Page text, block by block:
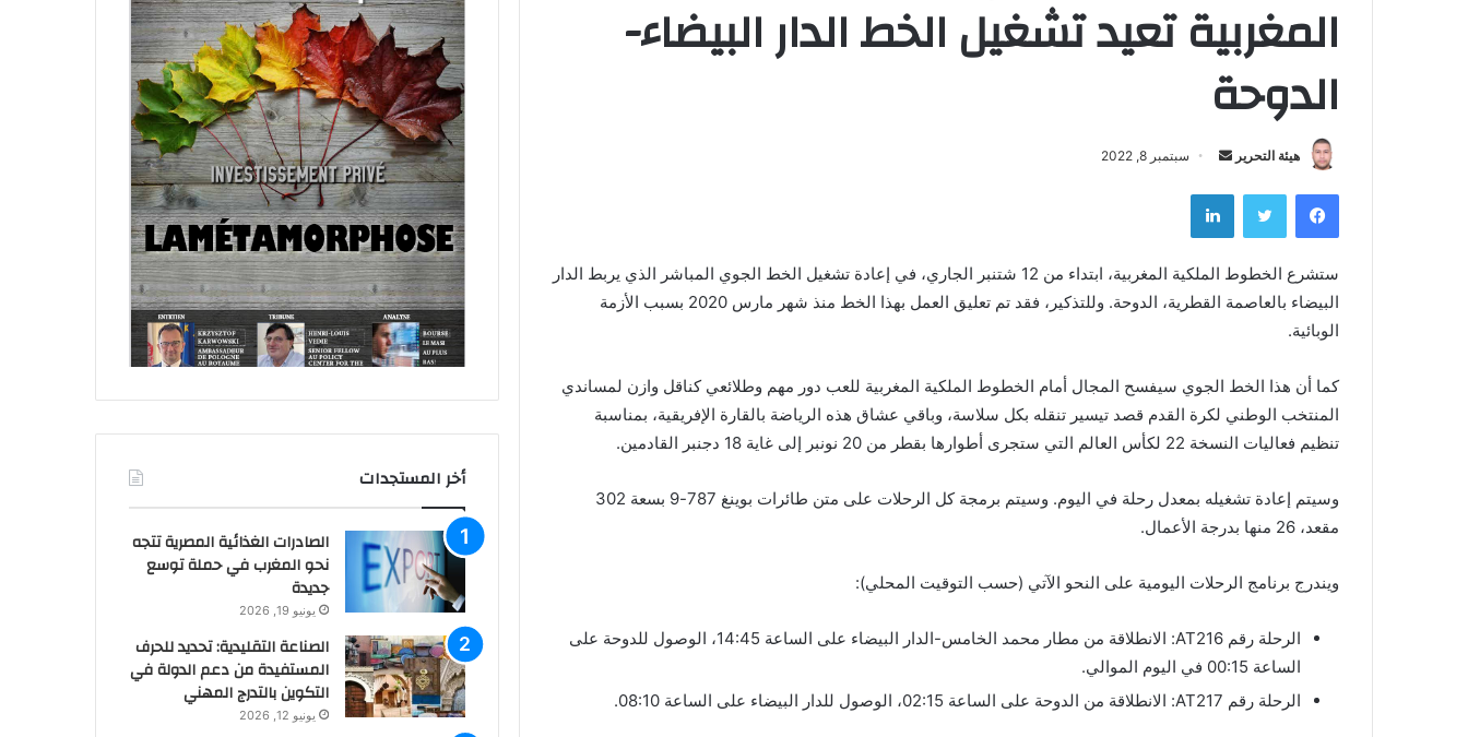
المغربية تعيد تشغيل الخط الدار البيضاء-
الدوحة
هيئة التحرير
س
ل
ي
إ
ل
ك
ر
و
سبتمبر 8, 2022
فيسبوك
ستشرع الخطوط الملكية المغربية، ابتداء من 12 شتنبر الجاري، في إعادة تشغيل الخط الجوي المباشر الذي يربط الدار
البيضاء بالعاصمة القطرية، الدوحة. وللتذكير، فقد تم تعليق العمل بهذا الخط منذ شهر مارس 2020 بسبب الأزمة
الوبائية.
كما أن هذا الخط الجوي سيفسح المجال أمام الخطوط الملكية المغربية للعب دور مهم وطلائعي كناقل وازن لمساندي
المنتخب الوطني لكرة القدم قصد تيسير تنقله بكل سلاسة، وباقي عشاق هذه الرياضة بالقارة الإفريقية، بمناسبة
تنظيم فعاليات النسخة 22 لكأس العالم التي ستجرى أطوارها بقطر من 20 نونبر إلى غاية 18 دجنبر القادمين.
وسيتم إعادة تشغيله بمعدل رحلة في اليوم. وسيتم برمجة كل الرحلات على متن طائرات بوينغ 787-9 بسعة 302
مقعد، 26 منها بدرجة الأعمال.
ويندرج برنامج الرحلات اليومية على النحو الآتي (حسب التوقيت المحلي):
الرحلة رقم AT216: الانطلاقة من مطار محمد الخامس-الدار البيضاء على الساعة 14:45، الوصول للدوحة على
الساعة 00:15 في اليوم الموالي.
الرحلة رقم AT217: الانطلاقة من الدوحة على الساعة 02:15، الوصول للدار البيضاء على الساعة 08:10.
أخر المستجدات
الصادرات الغذائية المصرية تتجه
نحو المغرب في حملة توسع
جديدة
يونيو 19, 2026
الصناعة التقليدية: تحديد للحرف
المستفيدة من دعم الدولة في
التكوين بالتدرج المهني
يونيو 12, 2026